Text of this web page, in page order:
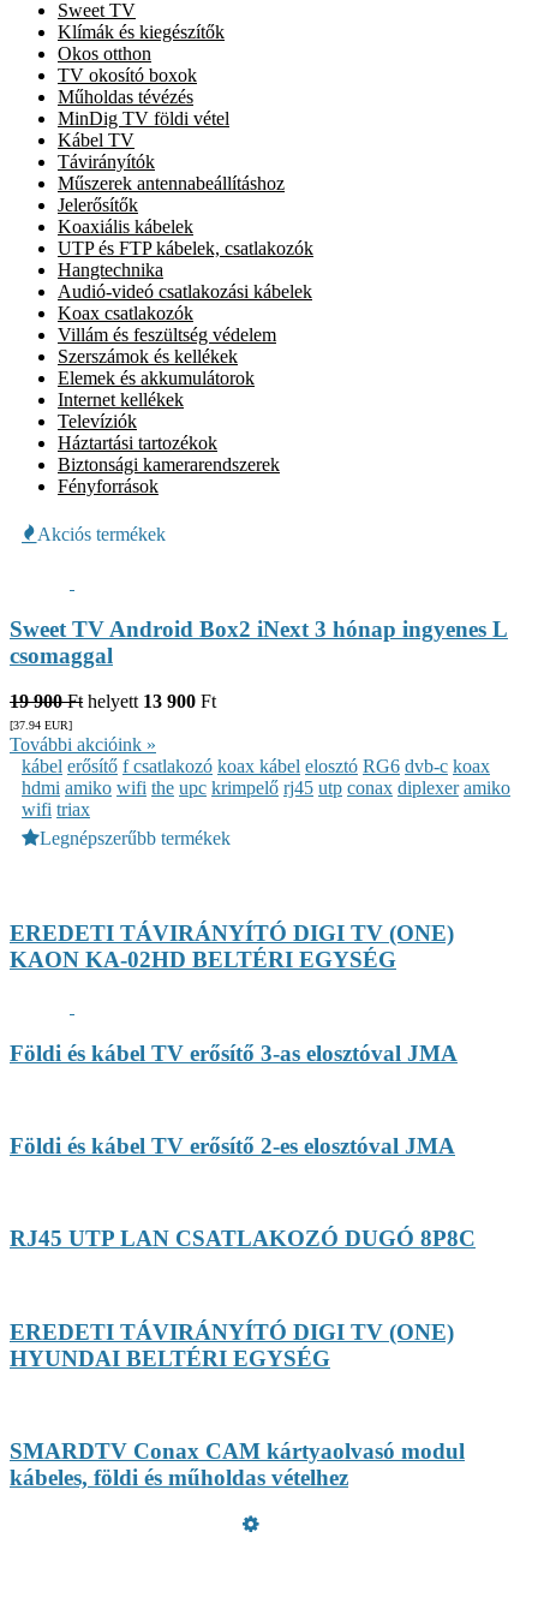
Sweet TV
Klímák és kiegészítők
Okos otthon
TV okosító boxok
Műholdas tévézés
MinDig TV földi vétel
Kábel TV
Távirányítók
Műszerek antennabeállításhoz
Jelerősítők
Koaxiális kábelek
UTP és FTP kábelek, csatlakozók
Hangtechnika
Audió-videó csatlakozási kábelek
Koax csatlakozók
Villám és feszültség védelem
Szerszámok és kellékek
Elemek és akkumulátorok
Internet kellékek
Televíziók
Háztartási tartozékok
Biztonsági kamerarendszerek
Fényforrások
Akciós termékek
Sweet TV Android Box2 iNext 3 hónap ingyenes L
csomaggal
19 900 Fthelyett 13 900 Ft
[37.94 EUR]
További akcióink »
kábel erősítő f csatlakozó koax kábel elosztó RG6 dvb-c koax
hdmi amiko wifi the upc krimpelő rj45 utp conax diplexer amiko
wifi triax
Legnépszerűbb termékek
EREDETI TÁVIRÁNYÍTÓ DIGI TV (ONE)
KAON KA-02HD BELTÉRI EGYSÉG
Földi és kábel TV erősítő 3-as elosztóval JMA
Földi és kábel TV erősítő 2-es elosztóval JMA
RJ45 UTP LAN CSATLAKOZÓ DUGÓ 8P8C
EREDETI TÁVIRÁNYÍTÓ DIGI TV (ONE)
HYUNDAI BELTÉRI EGYSÉG
SMARDTV Conax CAM kártyaolvasó modul
kábeles, földi és műholdas vételhez